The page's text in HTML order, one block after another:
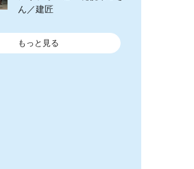
ん／建匠
もっと見る